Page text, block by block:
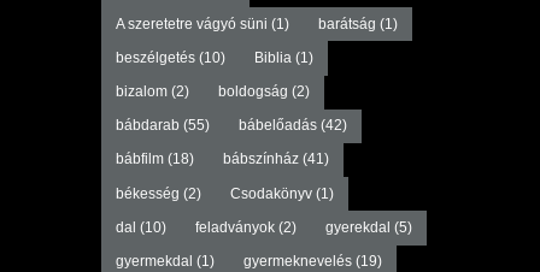
A szeretetre vágyó süni (1) barátság (1)
beszélgetés(10) Biblia (1)
bizalom(2) boldogság (2)
bábdarab (55) bábelőadás(42)
bábfilm(18) bábszínház(41)
békesség (2) Csodakönyv(1)
dal (10) feladványok(2) gyerekdal (5)
gyermekdal (1) gyermeknevelés(19)